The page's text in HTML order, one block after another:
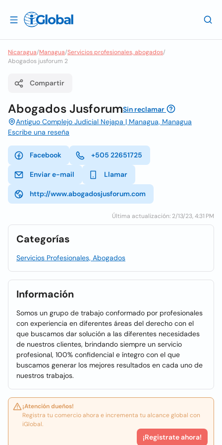
Nicaragua/Managua/Servicios profesionales, abogados/
Abogados jusforum 2
Compartir
Abogados JusforumSin reclamar
Antiguo Complejo Judicial Nejapa | Managua, Managua
Escribe una reseña
Facebook +505 22651725
Enviar e-mail Llamar
http://www.abogadosjusforum.com
Última actualización: 2/13/23, 4:31 PM
Categorías
Servicios Profesionales, Abogados
Información
Somos un grupo de trabajo conformado por profesionales
con experiencia en diferentes áreas del derecho con el
que buscamos dar solución a las diferentes necesidades
de nuestros clientes, brindando siempre un servicio
profesional, 100% confidencial e íntegro con el que
buscamos generar los mejores resultados en cada uno de
nuestros trabajos.
¡Atención dueños!
Registra tu comercio ahora e incrementa tu alcance global con
iGlobal.
¡Registrate ahora!